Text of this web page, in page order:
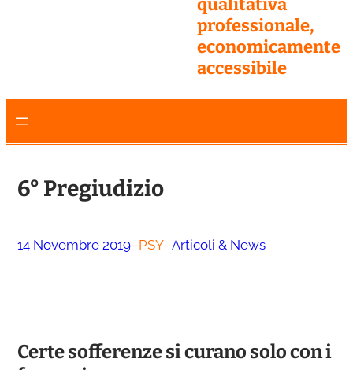
qualitativa
professionale,
economicamente
accessibile
6° Pregiudizio
14 Novembre 2019–PSY–Articoli & News
Certe sofferenze si curano solo con i